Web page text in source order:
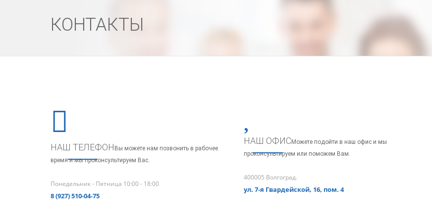
КОНТАКТЫ
НАШ ТЕЛЕФОН Вы можете нам позвонить в рабочее
время и мы проконсультируем Вас.
Понедельник - Пятница 10:00 - 18:00
8 (927) 510-04-75
НАШ ОФИСМожете подойти в наш офис и мы
проконсультируем или поможем Вам.
400005 Волгоград.
ул. 7-я Гвардейской, 16, пом. 4